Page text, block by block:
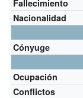
Fallecimiento
Nacionalidad
Cónyuge
Ocupación
Conflictos